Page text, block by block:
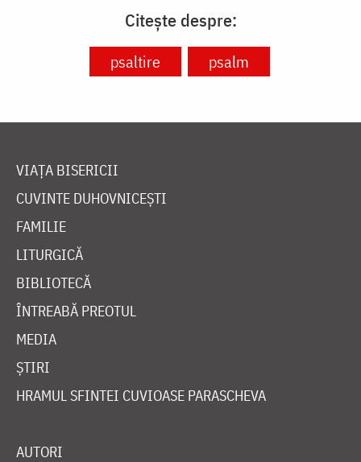
Citește despre:
psaltire psalm
VIAȚA BISERICII
CUVINTE DUHOVNICEȘTI
FAMILIE
LITURGICĂ
BIBLIOTECĂ
ÎNTREABĂ PREOTUL
MEDIA
ȘTIRI
HRAMUL SFINTEI CUVIOASE PARASCHEVA
AUTORI